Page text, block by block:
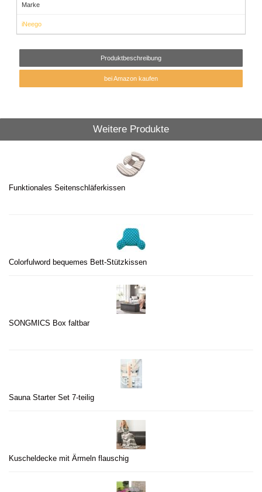
Marke
iNeego
Produktbeschreibung
bei Amazon kaufen
Weitere Produkte
Funktionales Seitenschläferkissen
Colorfulword bequemes Bett-Stützkissen
SONGMICS Box faltbar
Sauna Starter Set 7-teilig
Kuscheldecke mit Ärmeln flauschig